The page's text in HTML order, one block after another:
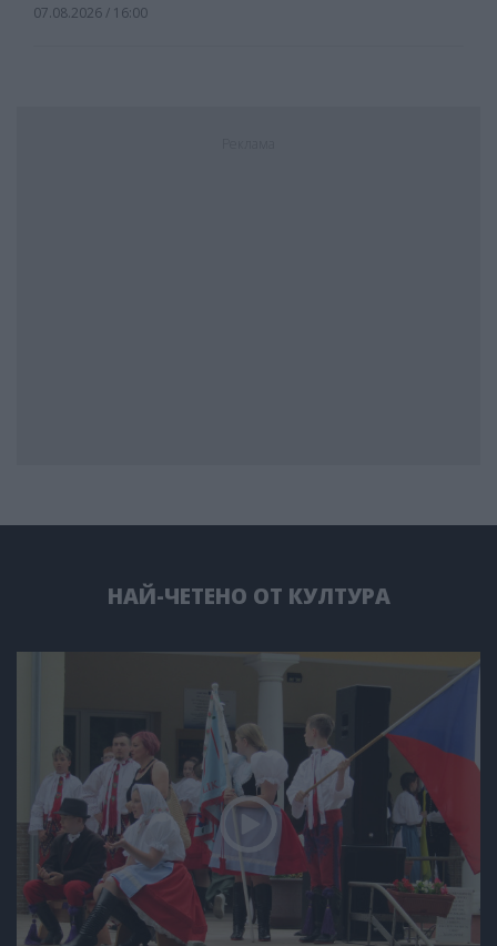
07.08.2026 / 16:00
НАЙ-ЧЕТЕНО ОТ КУЛТУРА